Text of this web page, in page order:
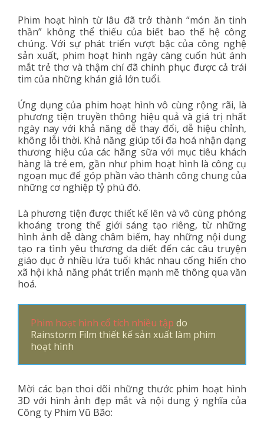
Phim hoạt hình từ lâu đã trở thành “món ăn tinh
thần” không thể thiếu của biết bao thế hệ công
chúng. Với sự phát triển vượt bậc của công nghệ
sản xuất, phim hoạt hình ngày càng cuốn hút ánh
mắt trẻ thơ và thậm chí đã chinh phục được cả trái
tim của những khán giả lớn tuổi.
Ứng dụng của phim hoạt hình vô cùng rộng rãi, là
phương tiện truyền thông hiệu quả và giá trị nhất
ngày nay với khả năng dễ thay đổi, dễ hiệu chỉnh,
không lỗi thời. Khả năng giúp tối đa hoá nhận dạng
thương hiệu của các hãng sữa với mục tiêu khách
hàng là trẻ em, gần như phim hoạt hình là công cụ
ngoạn mục để góp phần vào thành công chung của
những cơ nghiệp tỷ phú đó.
Là phương tiện được thiết kế lên và vô cùng phóng
khoáng trong thế giới sáng tạo riêng, từ những
hình ảnh dễ dàng châm biếm, hay những nội dung
tạo ra tình yêu thương da diết đến các câu truyện
giáo dục ở nhiều lứa tuổi khác nhau cống hiến cho
xã hội khả năng phát triển mạnh mẽ thông qua văn
hoá.
Phim hoạt hình cổ tích nhiều tập do
Rainstorm Film thiết kế sản xuất làm phim
hoạt hình
Mời các bạn thoi dõi những thước phim hoạt hình
3D với hình ảnh đẹp mắt và nội dung ý nghĩa của
Công ty Phim Vũ Bão: